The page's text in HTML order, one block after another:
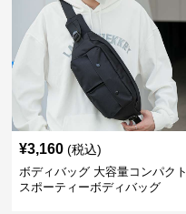
¥3,160 (税込)
ボディバッグ 大容量コンパクト
スポーティーボディバッグ